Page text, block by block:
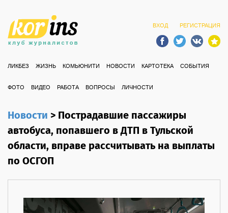
ВХОД РЕГИСТРАЦИЯ
ЛИКБЕЗ ЖИЗНЬ КОМЬЮНИТИ НОВОСТИ КАРТОТЕКА СОБЫТИЯ
ФОТО ВИДЕО РАБОТА ВОПРОСЫ ЛИЧНОСТИ
Новости>Пострадавшие пассажиры
автобуса, попавшего в ДТП в Тульской
области, вправе рассчитывать на выплаты
по ОСГОП